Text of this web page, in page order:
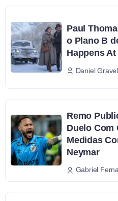
Paul
o Plano B
Happens
Daniel
Remo
Duelo Com
Medidas
Neymar
Gabriel